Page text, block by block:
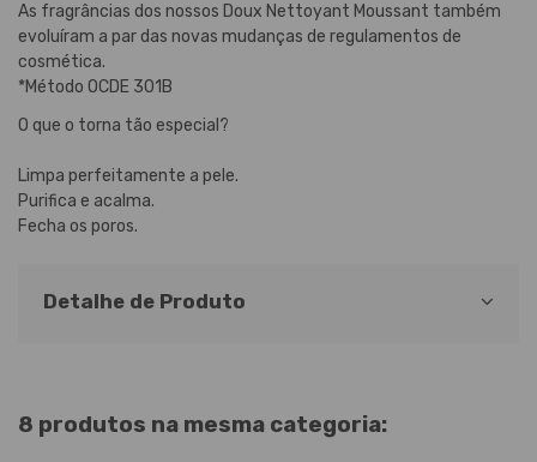
As fragrâncias dos nossos Doux Nettoyant Moussant também
evoluíram a par das novas mudanças de regulamentos de
cosmética.
*Método OCDE 301B
O que o torna tão especial?
Limpa perfeitamente a pele.
Purifica e acalma.
Fecha os poros.
Detalhe de Produto
8 produtos na mesma categoria: